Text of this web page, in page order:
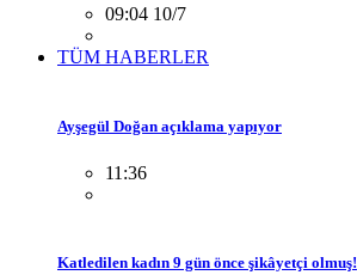
09:04 10/7
TÜM HABERLER
Ayşegül Doğan açıklama yapıyor
11:36
Katledilen kadın 9 gün önce şikâyetçi olmuş!